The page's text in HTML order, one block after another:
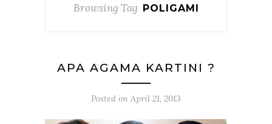
Browsing Tag POLIGAMI
APA AGAMA KARTINI ?
Posted on April 21, 2013